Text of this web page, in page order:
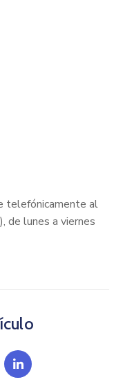
telefónicamente al
de lunes a viernes